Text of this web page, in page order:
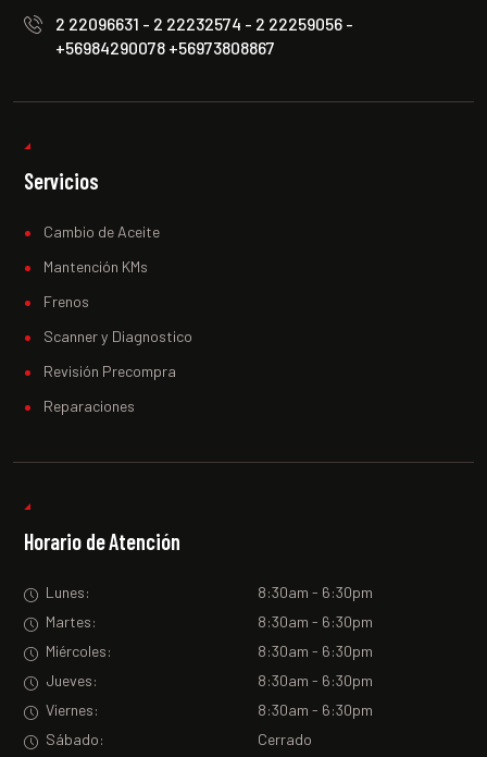
2 22096631 - 2 22232574 - 2 22259056 -
+56984290078 +56973808867
Servicios
Cambio de Aceite
Mantención KMs
Frenos
Scanner y Diagnostico
Revisión Precompra
Reparaciones
Horario de Atención
Lunes:
8:30am - 6:30pm
Martes:
8:30am - 6:30pm
Miércoles:
8:30am - 6:30pm
Jueves:
8:30am - 6:30pm
Viernes:
8:30am - 6:30pm
Sábado:
Cerrado